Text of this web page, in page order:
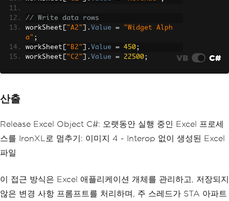
// Write data rows
workSheet
"A2" ]. Value =
"Widget Alph
a" ;
workSheet
"B2" ]. Value = 450;
workSheet
"C2" ]. Value = 22500;
workSheet["C4"].Formula =
"=SUM(C2:C
3)" ;
uccessfully." );
VB C#
산출
Release Excel Object C#: 오랫동안 실행 중인 Excel 프로세
스를 IronXL로 멈추기: 이미지 4 - Interop 없이 생성된 Excel
파일
이 접근 방식은 Excel 애플리케이션 개체를 관리하고, 저장되지
않은 변경 사항 프롬프트를 처리하며, 주 스레드가 STA 아파트